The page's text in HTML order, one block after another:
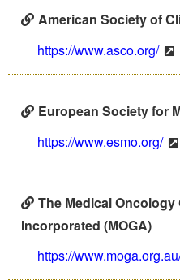
American Society of
https://www.asco.org/
European Society for
https://www.esmo.org/
The Medical
Incorporated (MOGA)
https://